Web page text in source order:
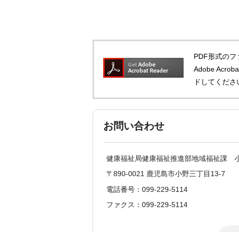
PDF形式の
Adobe
ドしてくださ
お問い合わせ
健康福祉局健康福祉推進部地域福祉課
〒890-0021 鹿児島市小野三丁目13-7
電話番号：099-229-5114
ファクス：099-229-5114